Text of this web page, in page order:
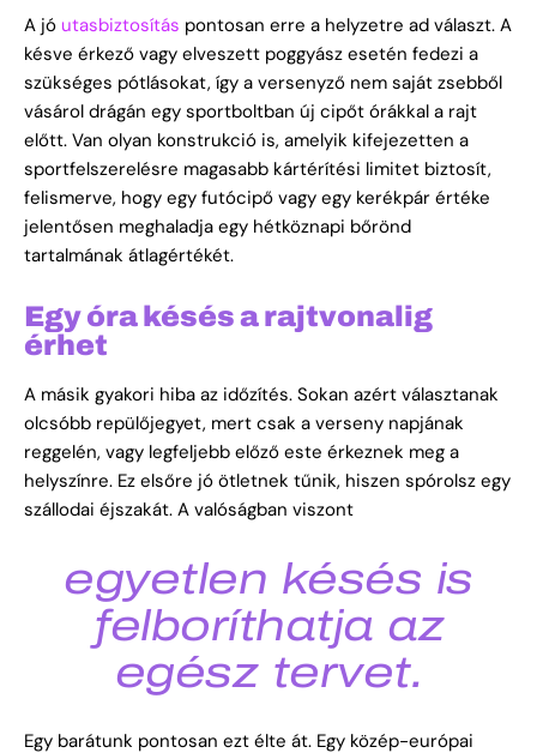
A jó utasbiztosítás pontosan erre a helyzetre ad választ. A
késve érkező vagy elveszett poggyász esetén fedezi a
szükséges pótlásokat, így a versenyző nem saját zsebből
vásárol drágán egy sportboltban új cipőt órákkal a rajt
előtt. Van olyan konstrukció is, amelyik kifejezetten a
sportfelszerelésre magasabb kártérítési limitet biztosít,
felismerve, hogy egy futócipő vagy egy kerékpár értéke
jelentősen meghaladja egy hétköznapi bőrönd
tartalmának átlagértékét.
Egy óra késés a rajtvonalig
érhet
A másik gyakori hiba az időzítés. Sokan azért választanak
olcsóbb repülőjegyet, mert csak a verseny napjának
reggelén, vagy legfeljebb előző este érkeznek meg a
helyszínre. Ez elsőre jó ötletnek tűnik, hiszen spórolsz egy
szállodai éjszakát. A valóságban viszont
egyetlen késés is
felboríthatja az
egész tervet.
Egy barátunk pontosan ezt élte át. Egy közép-európai